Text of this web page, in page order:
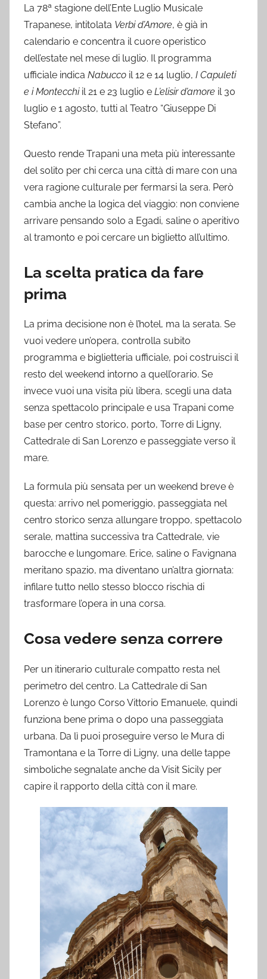
La 78ª stagione dell’Ente Luglio Musicale
Trapanese, intitolata Verbi d’Amore, è già in
calendario e concentra il cuore operistico
dell’estate nel mese di luglio. Il programma
ufficiale indica Nabucco il 12 e 14 luglio, I Capuleti
e i Montecchiil 21 e 23 luglio e L’elisir d’amore il 30
luglio e 1 agosto, tutti al Teatro “Giuseppe Di
Stefano”.
Questo rende Trapani una meta più interessante
del solito per chi cerca una città di mare con una
vera ragione culturale per fermarsi la sera. Però
cambia anche la logica del viaggio: non conviene
arrivare pensando solo a Egadi, saline o aperitivo
al tramonto e poi cercare un biglietto all’ultimo.
La scelta pratica da fare
prima
La prima decisione non è l’hotel, ma la serata. Se
vuoi vedere un’opera, controlla subito
programma e biglietteria ufficiale, poi costruisci il
resto del weekend intorno a quell’orario. Se
invece vuoi una visita più libera, scegli una data
senza spettacolo principale e usa Trapani come
base per centro storico, porto, Torre di Ligny,
Cattedrale di San Lorenzo e passeggiate verso il
mare.
La formula più sensata per un weekend breve è
questa: arrivo nel pomeriggio, passeggiata nel
centro storico senza allungare troppo, spettacolo
serale, mattina successiva tra Cattedrale, vie
barocche e lungomare. Erice, saline o Favignana
meritano spazio, ma diventano un’altra giornata:
infilare tutto nello stesso blocco rischia di
trasformare l’opera in una corsa.
Cosa vedere senza correre
Per un itinerario culturale compatto resta nel
perimetro del centro. La Cattedrale di San
Lorenzo è lungo Corso Vittorio Emanuele, quindi
funziona bene prima o dopo una passeggiata
urbana. Da lì puoi proseguire verso le Mura di
Tramontana e la Torre di Ligny, una delle tappe
simboliche segnalate anche da Visit Sicily per
capire il rapporto della città con il mare.